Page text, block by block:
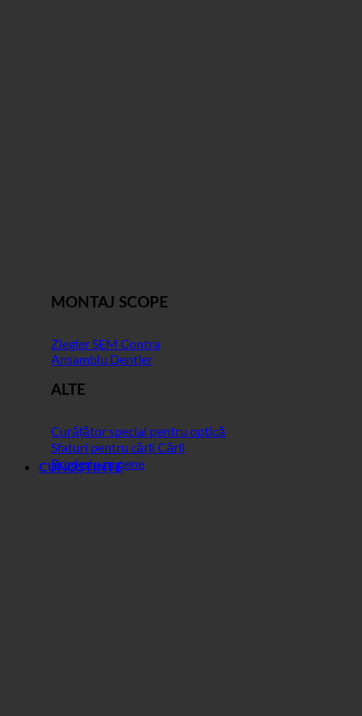
MONTAJ SCOPE
Ziegler SEM Contra
Ansamblu Dentler
ALTE
Curățător special pentru optică
Sfaturi pentru cărți Cărți
Broderie cu pene
CUNOȘTINȚE